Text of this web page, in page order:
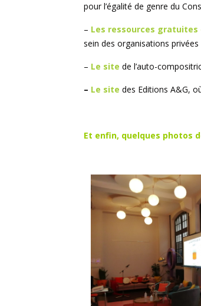
pour l’égalité de genre du
– Les ressources gratuites
sein des organisations privées
– Le site de l’auto-
– Le site des Editions A&G,
Et enfin, quelques photos